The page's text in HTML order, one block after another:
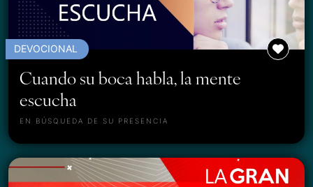
DEVOCIONAL
Cuando su boca habla, la mente
escucha
EN BÚSQUEDA DE SU PRESENCIA